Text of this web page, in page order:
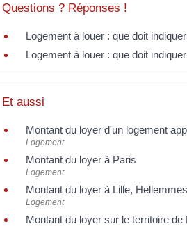
Questions ? Réponses !
Logement à louer : que doit
Logement à louer : que doit
Et aussi
Montant du loyer d'un logement
Logement
Montant du loyer à Paris
Logement
Montant du loyer à Lille,
Logement
Montant du loyer sur le territoire